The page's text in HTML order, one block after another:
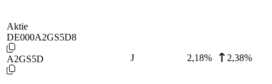
Aktie
DE000A2GS5D8
A2GS5D J 2,18% 2,38%